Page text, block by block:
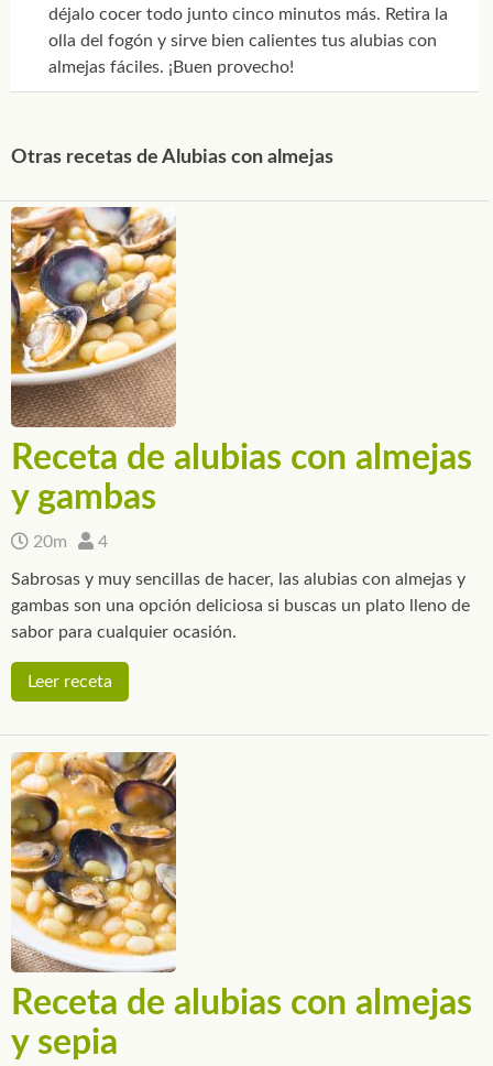
déjalo cocer todo junto cinco minutos más. Retira la
olla del fogón y sirve bien calientes tus alubias con
almejas fáciles. ¡Buen provecho!
Otras recetas de Alubias con almejas
Receta de alubias con almejas
y gambas
20m 4
Sabrosas y muy sencillas de hacer, las alubias con almejas y
gambas son una opción deliciosa si buscas un plato lleno de
sabor para cualquier ocasión.
Leer receta
Receta de alubias con almejas
y sepia